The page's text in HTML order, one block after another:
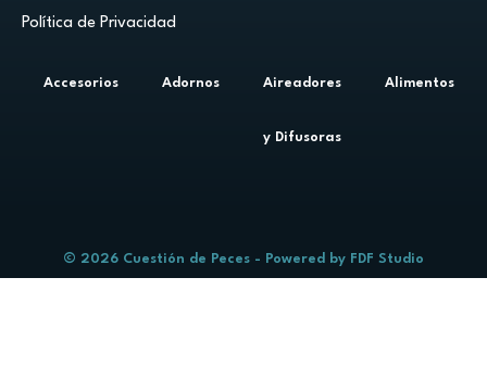
Política de Privacidad
Accesorios Adornos Aireadores
y Difusoras
Alimentos
© 2026 Cuestión de Peces - Powered by FDF Studio